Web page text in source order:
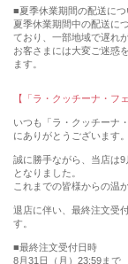
■夏季休業期間の配送に
夏季休業期間中の配送に
ており、一部地域で遅れ
お客さまには大変ご迷惑
ます。
【「ラ・クッチーナ・フ
いつも「ラ・クッチーナ
にありがとうございます。
誠に勝手ながら、当店は
となりました。
これまでの皆様からの温
退店に伴い、最終注文受
す。
■最終注文受付日時
8月31日（月）23:59まで